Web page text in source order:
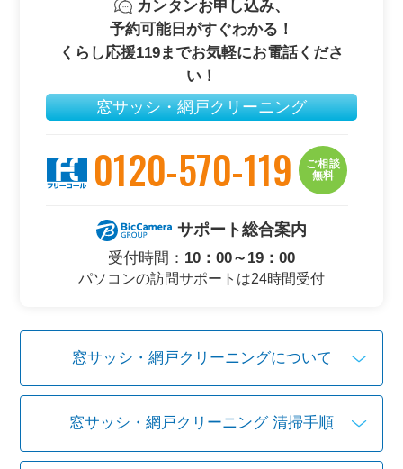
カンタンお申し込み、
予約可能日がすぐわかる！
くらし応援119までお気軽にお電話くださ
い！
窓サッシ・網戸クリーニング
0120-570-119
ご相談
無料
サポート総合案内
受付時間： 10：00～19：00
パソコンの訪問サポートは24時間受付
窓サッシ・網戸クリーニングについて
窓サッシ・網戸クリーニング 清掃手順